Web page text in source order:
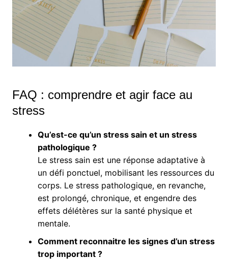
FAQ : comprendre et agir face au
stress
Qu’est-ce qu’un stress sain et un stress
pathologique ?
Le stress sain est une réponse adaptative à
un défi ponctuel, mobilisant les ressources du
corps. Le stress pathologique, en revanche,
est prolongé, chronique, et engendre des
effets délétères sur la santé physique et
mentale.
Comment reconnaitre les signes d’un stress
trop important ?